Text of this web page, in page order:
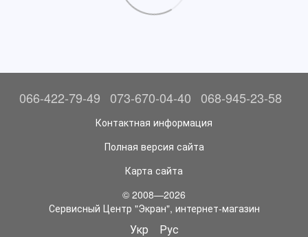
066-422-79-49 073-670-04-40 068-945-23-58
Контактная информация
Полная версия сайта
Карта сайта
© 2008—2026
Сервисный Центр "Экран", интернет-магазин
Укр Рус